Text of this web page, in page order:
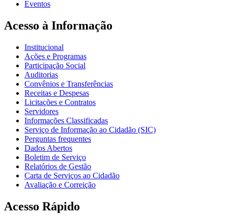
Eventos
Acesso à Informação
Institucional
Ações e Programas
Participação Social
Auditorias
Convênios e Transferências
Receitas e Despesas
Licitações e Contratos
Servidores
Informações Classificadas
Serviço de Informação ao Cidadão (SIC)
Perguntas frequentes
Dados Abertos
Boletim de Serviço
Relatórios de Gestão
Carta de Serviços ao Cidadão
Avaliação e Correição
Acesso Rápido